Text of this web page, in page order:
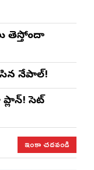
తెస్తోందా
నేపాల్!
సెట్
ఇంకా చదవండి